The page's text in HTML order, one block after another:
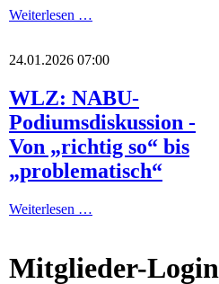
Weiterlesen …
24.01.2026 07:00
WLZ: NABU-
Podiumsdiskussion -
Von „richtig so“ bis
„problematisch“
Weiterlesen …
Mitglieder-Login